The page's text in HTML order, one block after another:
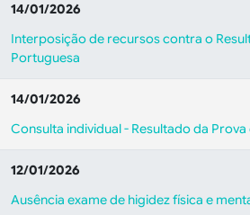
14/01/2026
Interposição de recursos contra o
Portuguesa
14/01/2026
Consulta individual - Resultado da
12/01/2026
Ausência exame de higidez física e